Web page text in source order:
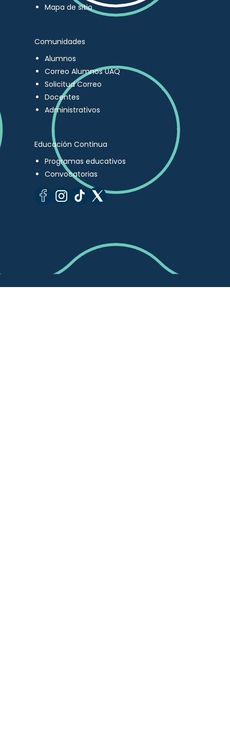
Mapa de sitio
Comunidades
Alumnos
Correo Alumnos UAQ
Solicitud Correo
Docentes
Administrativos
Educación Continua
Programas educativos
Convocatorias